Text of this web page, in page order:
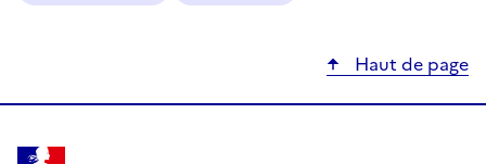
Haut de page